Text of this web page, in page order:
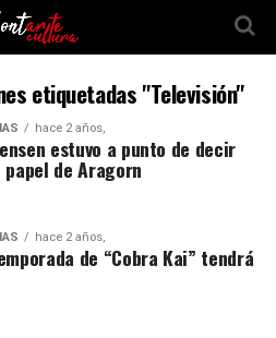
etiquetadas "Televisión"
hace 2 años,
estuvo a punto de decir
papel de Aragorn
hace 2 años,
de “Cobra Kai” tendrá